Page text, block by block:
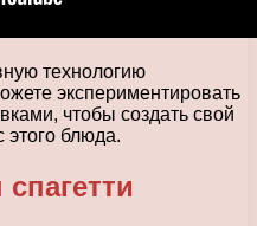
технологию
экспериментировать
чтобы создать свой
этого блюда.